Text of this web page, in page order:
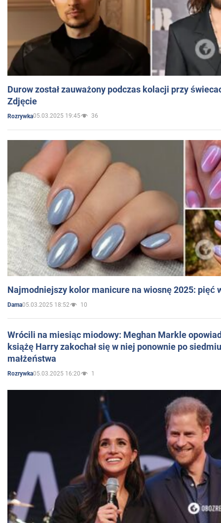
Durow został zauważony podczas kolacji przy
Zdjęcie
Rozrywka05.03.2025 19:45 36
Najmodniejszy kolor manicure na wiosnę 2025: pięć
Dama05.03.2025 18:52 10
Wrócili na miesiąc miodowy: Meghan Markle
książę Harry zakochał się w niej ponownie po
małżeństwa
Rozrywka05.03.2025 16:20 1